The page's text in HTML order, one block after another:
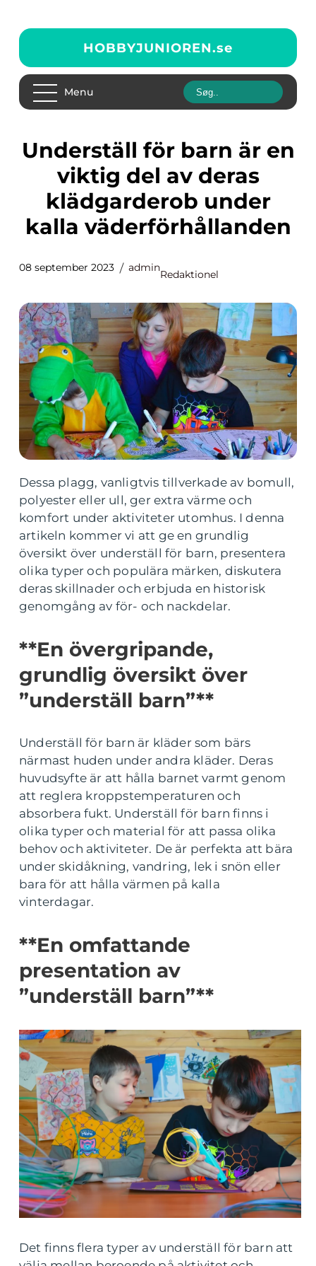
HOBBYJUNIOREN.se
Menu
Underställ för barn är en
viktig del av deras
klädgarderob under
kalla väderförhållanden
08 september 2023 admin
Redaktionel
Dessa plagg, vanligtvis tillverkade av bomull,
polyester eller ull, ger extra värme och
komfort under aktiviteter utomhus. I denna
artikeln kommer vi att ge en grundlig
översikt över underställ för barn, presentera
olika typer och populära märken, diskutera
deras skillnader och erbjuda en historisk
genomgång av för- och nackdelar.
**En övergripande,
grundlig översikt över
”underställ barn”**
Underställ för barn är kläder som bärs
närmast huden under andra kläder. Deras
huvudsyfte är att hålla barnet varmt genom
att reglera kroppstemperaturen och
absorbera fukt. Underställ för barn finns i
olika typer och material för att passa olika
behov och aktiviteter. De är perfekta att bära
under skidåkning, vandring, lek i snön eller
bara för att hålla värmen på kalla
vinterdagar.
**En omfattande
presentation av
”underställ barn”**
Det finns flera typer av underställ för barn att